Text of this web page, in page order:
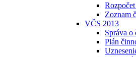
Zoznam
VČS 2013
Správa o
Plán